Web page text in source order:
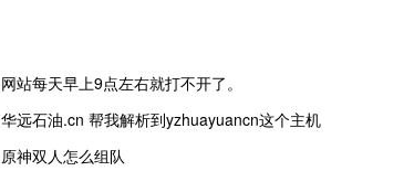
网站每天早上9点左右就打不开了。
华远石油.cn 帮我解析到yzhuayuancn这个主机
原神双人怎么组队